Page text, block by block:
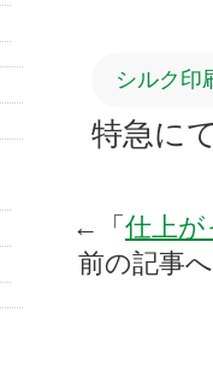
シルク
特急に
←「 仕上
前の記事